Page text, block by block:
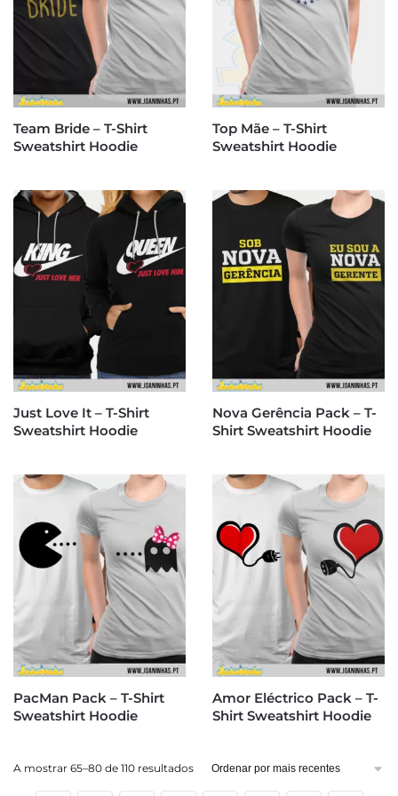
Team Bride – T-Shirt
Sweatshirt Hoodie
Top Mãe – T-Shirt
Sweatshirt Hoodie
Just Love It – T-Shirt
Sweatshirt Hoodie
Nova Gerência Pack – T-
Shirt Sweatshirt Hoodie
PacMan Pack – T-Shirt
Sweatshirt Hoodie
Amor Eléctrico Pack – T-
Shirt Sweatshirt Hoodie
A mostrar 65–80 de 110 resultadosOrdenado